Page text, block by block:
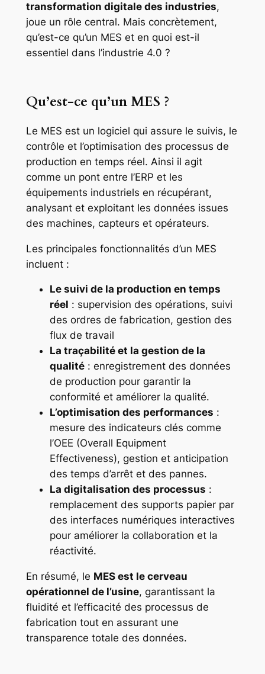
transformation digitale des industries,
joue un rôle central. Mais concrètement,
qu’est-ce qu’un MES et en quoi est-il
essentiel dans l’industrie 4.0 ?
Qu’est-ce qu’un MES ?
Le MES est un logiciel qui assure le suivis, le
contrôle et l’optimisation des processus de
production en temps réel. Ainsi il agit
comme un pont entre l’ERP et les
équipements industriels en récupérant,
analysant et exploitant les données issues
des machines, capteurs et opérateurs.
Les principales fonctionnalités d’un MES
incluent :
Le suivi de la production en temps
réel : supervision des opérations, suivi
des ordres de fabrication, gestion des
flux de travail
La traçabilité et la gestion de la
qualité: enregistrement des données
de production pour garantir la
conformité et améliorer la qualité.
L’optimisation des performances :
mesure des indicateurs clés comme
l’OEE (Overall Equipment
Effectiveness), gestion et anticipation
des temps d’arrêt et des pannes.
La digitalisation des processus :
remplacement des supports papier par
des interfaces numériques interactives
pour améliorer la collaboration et la
réactivité.
En résumé, le MES est le cerveau
opérationnel de l’usine, garantissant la
fluidité et l’efficacité des processus de
fabrication tout en assurant une
transparence totale des données.